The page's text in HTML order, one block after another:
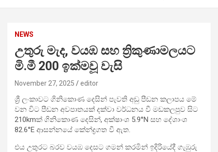
NEWS
උතුරු මැද, වයඹ සහ ත්‍රිකුණාමලයට
මි.මී 200 ඉක්මවූ වැසි
November 27, 2025 editor
ශ්‍රී ලංකාවට ගිනිකොණ දෙසින් පැවති අඩු පීඩන කලාපය මේ
වන විට පීඩන අවපාතයක් දක්වා වර්ධනය වී මඩකලපුව සිට
210kmක් ගිනිකොණ දෙසින්, අක්ෂාංශ 5.9°N සහ දේශාංශ
82.6°E ආසන්නයේ කේන්ද්‍රගත වී ඇත.
එය උතුරට බරව වයඹ දෙසට ගමන් කරමින් ඉදිරියේදී ගැඹුරු